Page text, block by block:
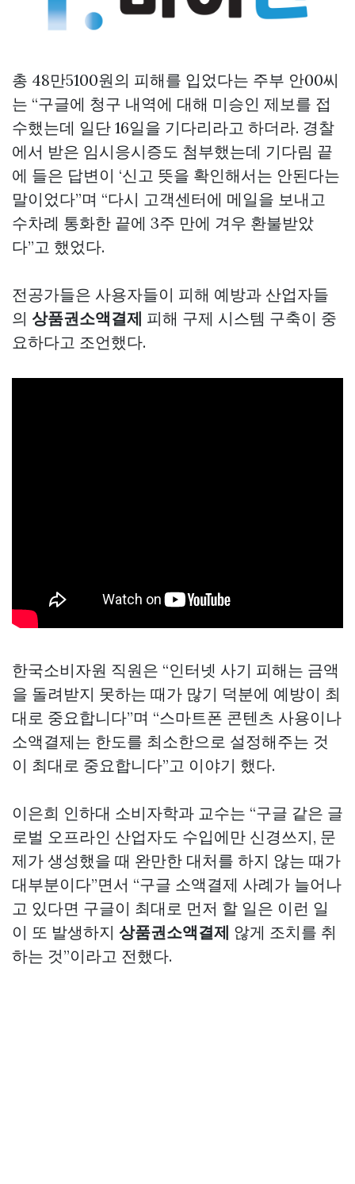
총 48만5100원의 피해를 입었다는 주부 안00씨
는 “구글에 청구 내역에 대해 미승인 제보를 접
수했는데 일단 16일을 기다리라고 하더라. 경찰
에서 받은 임시응시증도 첨부했는데 기다림 끝
에 들은 답변이 ‘신고 뜻을 확인해서는 안된다는
말이었다”며 “다시 고객센터에 메일을 보내고
수차례 통화한 끝에 3주 만에 겨우 환불받았
다”고 했었다.
전공가들은 사용자들이 피해 예방과 산업자들
의 상품권소액결제 피해 구제 시스템 구축이 중
요하다고 조언했다.
한국소비자원 직원은 “인터넷 사기 피해는 금액
을 돌려받지 못하는 때가 많기 덕분에 예방이 최
대로 중요합니다”며 “스마트폰 콘텐츠 사용이나
소액결제는 한도를 최소한으로 설정해주는 것
이 최대로 중요합니다”고 이야기 했다.
이은희 인하대 소비자학과 교수는 “구글 같은 글
로벌 오프라인 산업자도 수입에만 신경쓰지, 문
제가 생성했을 때 완만한 대처를 하지 않는 때가
대부분이다”면서 “구글 소액결제 사례가 늘어나
고 있다면 구글이 최대로 먼저 할 일은 이런 일
이 또 발생하지 상품권소액결제 않게 조치를 취
하는 것”이라고 전했다.